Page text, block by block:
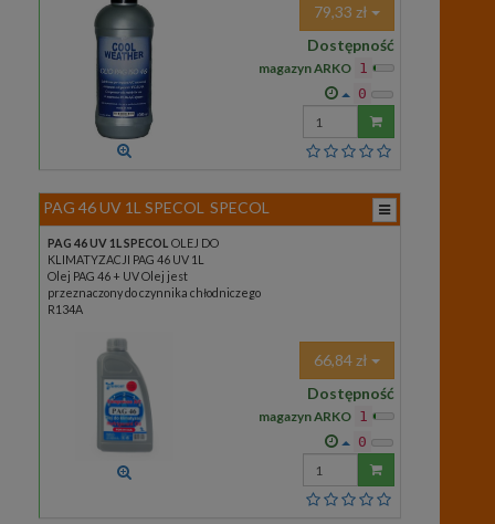
79,33 zł
Dostępność
magazyn ARKO 1
0
Wprowadź
ilość
PAG 46 UV 1L SPECOL SPECOL
PAG 46 UV 1L SPECOL OLEJ DO
KLIMATYZACJI PAG 46 UV 1L
Olej PAG 46 + UV Olej jest
przeznaczony do czynnika chłodniczego
R134A
66,84 zł
Dostępność
magazyn ARKO 1
0
Wprowadź
ilość